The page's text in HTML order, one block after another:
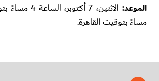
الموعد:
مساءً بتوقيت القاهرة.